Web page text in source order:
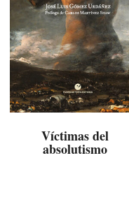
Víctimas del
absolutismo